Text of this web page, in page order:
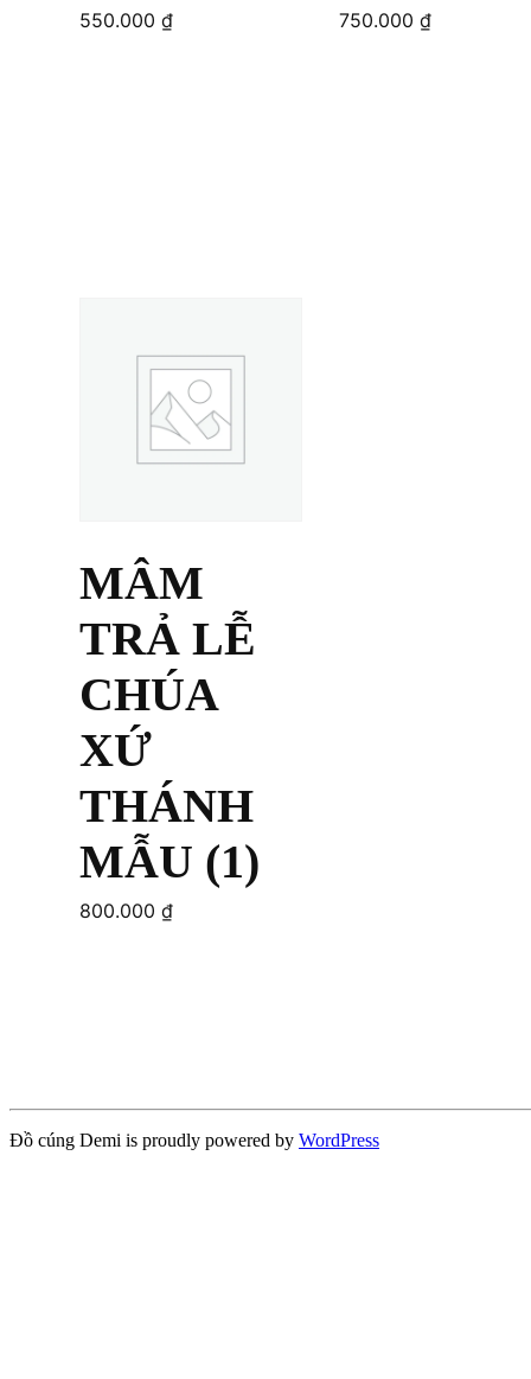
550.000 ₫ 750.000 ₫
MÂM
TRẢ LỄ
CHÚA
XỨ
THÁNH
MẪU (1)
800.000 ₫
Đồ cúng Demi is proudly powered by WordPress